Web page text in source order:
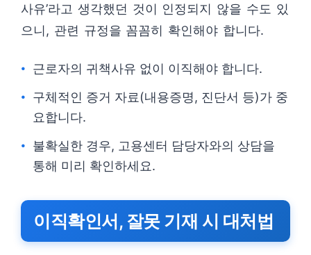
사유’라고 생각했던 것이 인정되지 않을 수도 있
으니, 관련 규정을 꼼꼼히 확인해야 합니다.
근로자의 귀책사유 없이 이직해야 합니다.
구체적인 증거 자료(내용증명, 진단서 등)가 중
요합니다.
불확실한 경우, 고용센터 담당자와의 상담을
통해 미리 확인하세요.
이직확인서, 잘못 기재 시 대처법